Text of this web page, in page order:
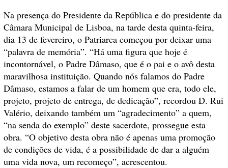
Na presença do Presidente da República e do presidente da
Câmara Municipal de Lisboa, na tarde desta quinta-feira,
dia 13 de fevereiro, o Patriarca começou por deixar uma
“palavra de memória”. “Há uma figura que hoje é
incontornável, o Padre Dâmaso, que é o pai e o avô desta
maravilhosa instituição. Quando nós falamos do Padre
Dâmaso, estamos a falar de um homem que era, todo ele,
projeto, projeto de entrega, de dedicação”, recordou D. Rui
Valério, deixando também um “agradecimento” a quem,
“na senda do exemplo” deste sacerdote, prossegue esta
obra. “O objetivo desta obra não é apenas uma promoção
de condições de vida, é a possibilidade de dar a alguém
uma vida nova, um recomeço”, acrescentou.